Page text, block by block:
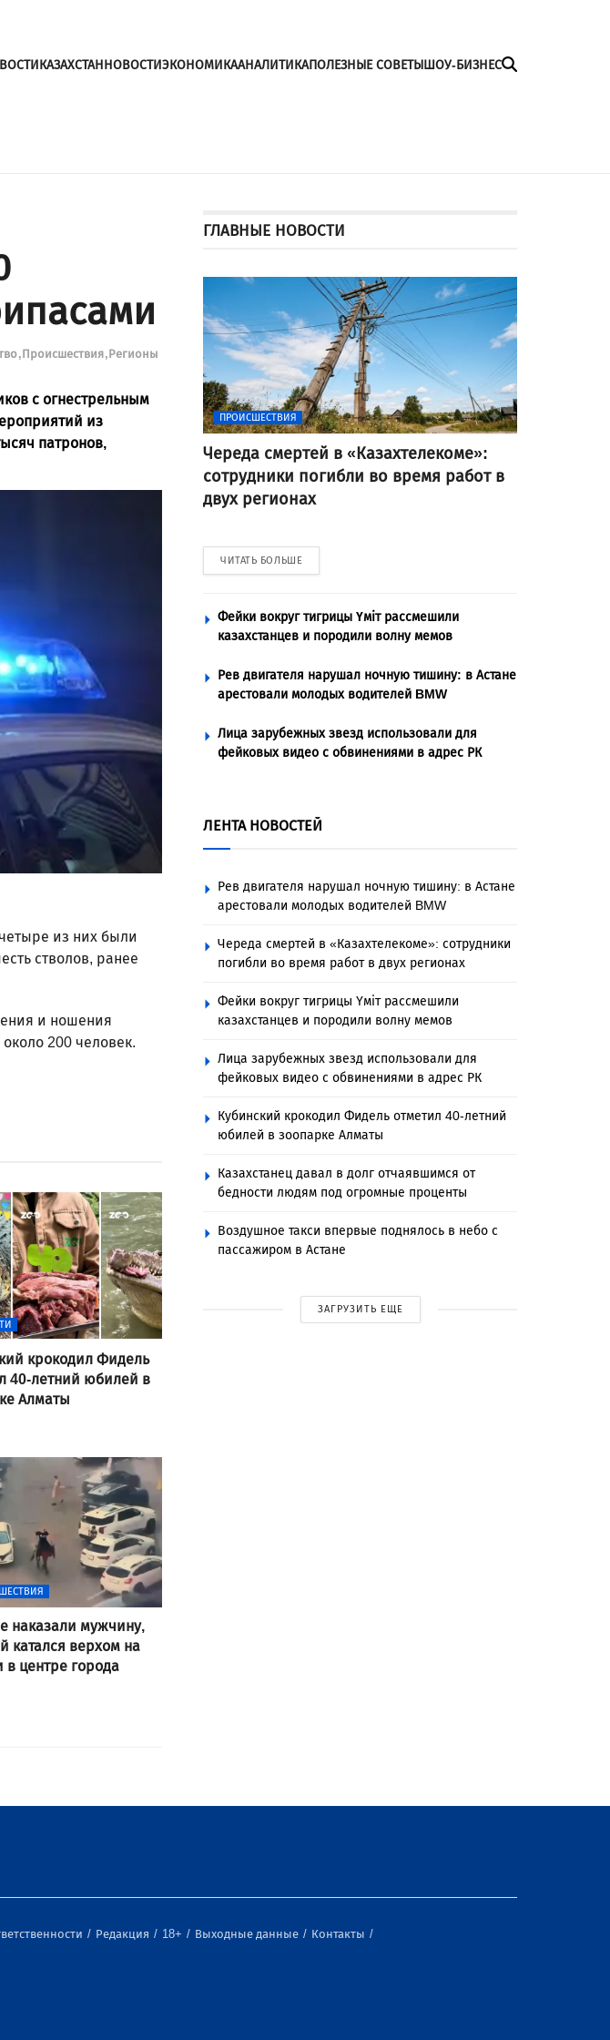
КАЗАХСТАННОВОСТИЭКОНОМИКААНАЛИТИКАПОЛЕЗНЫЕ СОВЕТЫШОУ-БИЗНЕС
Происшествия Регионы
с огнестрельным
из
патронов,
из них были
стволов, ранее
и ношения
200 человек.
крокодил Фидель
40-летний юбилей в
Алматы
наказали мужчину,
катался верхом на
центре города
ГЛАВНЫЕ НОВОСТИ
ПРОИСШЕСТВИЯ
Череда смертей в «Казахтелекоме»:
сотрудники погибли во время работ в
двух регионах
ЧИТАТЬ БОЛЬШЕ
Фейки вокруг тигрицы Үміт рассмешили
казахстанцев и породили волну мемов
Рев двигателя нарушал ночную тишину: в Астане
арестовали молодых водителей BMW
Лица зарубежных звезд использовали для
фейковых видео с обвинениями в адрес РК
ЛЕНТА НОВОСТЕЙ
Рев двигателя нарушал ночную тишину: в Астане
арестовали молодых водителей BMW
Череда смертей в «Казахтелекоме»: сотрудники
погибли во время работ в двух регионах
Фейки вокруг тигрицы Үміт рассмешили
казахстанцев и породили волну мемов
Лица зарубежных звезд использовали для
фейковых видео с обвинениями в адрес РК
Кубинский крокодил Фидель отметил 40-летний
юбилей в зоопарке Алматы
Казахстанец давал в долг отчаявшимся от
бедности людям под огромные проценты
Воздушное такси впервые поднялось в небо с
пассажиром в Астане
ЗАГРУЗИТЬ ЕЩЕ
Редакция 18+ Выходные данные
Контакты